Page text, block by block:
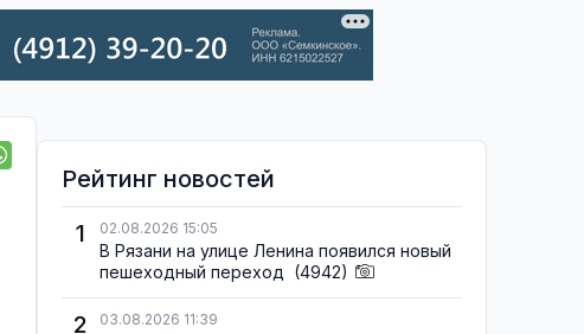
Рейтинг новостей
1
02.08.2026 15:05
В Рязани на улице Ленина появился новый
пешеходный переход (4942)
2 03.08.2026 11:39